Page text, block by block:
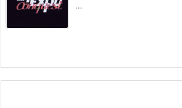
...